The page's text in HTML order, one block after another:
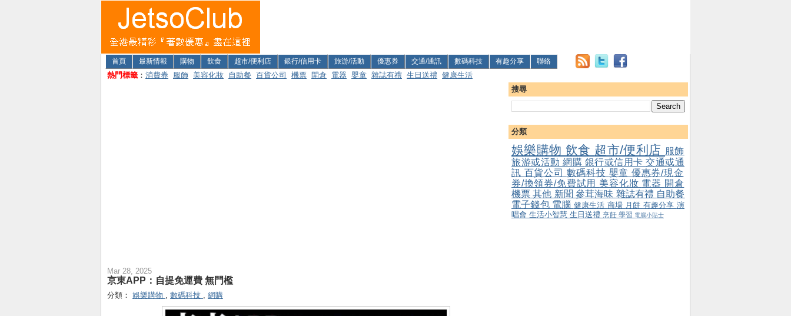
首頁 最新情報 購物 飲食 超市/便利店 銀行/信用卡 旅游/活動 優惠券 交通/通訊 數碼科技 有趣分享 聯絡
熱門標籤 ： 消費券 服飾 美容化妝 自助餐 百貨公司 機票 開倉 電器 嬰童 雜誌有禮 生日送禮 健康生活
搜尋
分類
娛樂購物 飲食 超市/便利店 服飾
旅游或活動 網購 銀行或信用卡 交通或通
訊 百貨公司 數碼科技 嬰童 優惠券/現金
券/換領券/免費試用 美容化妝 電器 開倉
機票其他 新聞參茸海味 雜誌有禮 自助餐
電子錢包 電腦 健康生活 商場 月餅 有趣分享 演
唱會 生活小智慧 生日送禮 烹飪 學習 電腦小貼士
Mar 28, 2025
京東APP：自提免運費 無門檻
分類： 娛樂購物 , 數碼科技 , 網購